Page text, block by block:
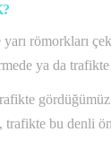
römorkları
ya da
trafikte bu denli